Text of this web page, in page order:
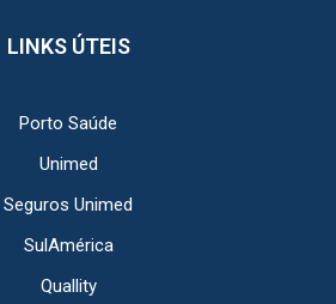
LINKS ÚTEIS
Porto Saúde
Unimed
Seguros Unimed
SulAmérica
Quallity